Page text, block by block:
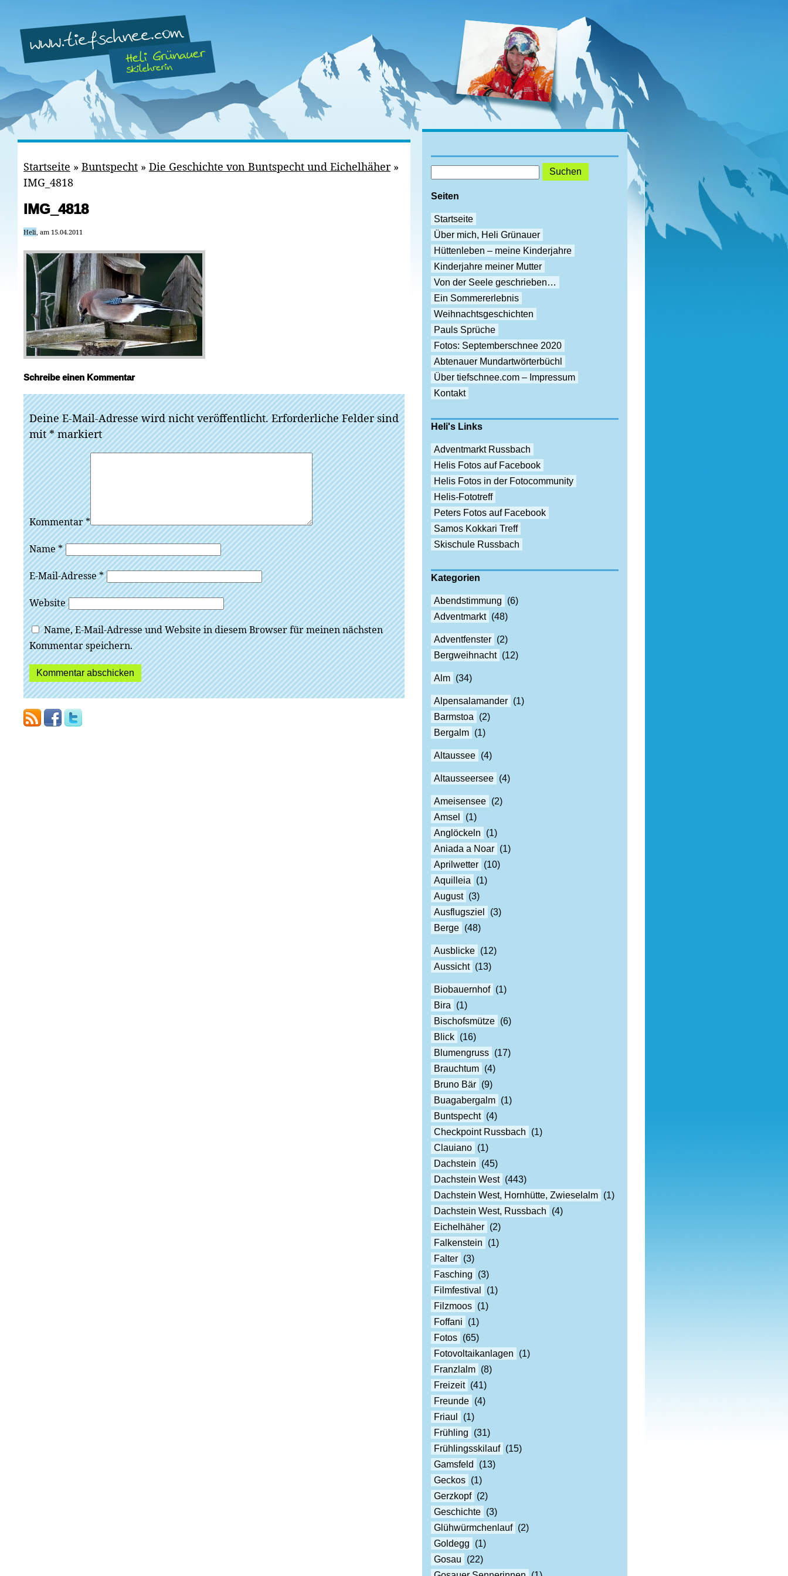
Startseite » Buntspecht » Die Geschichte von Buntspecht und Eichelhäher»
IMG_4818
IMG_4818
Heli, am 15.04.2011
Schreibe einen Kommentar
Deine E-Mail-Adresse wird nicht veröffentlicht. Erforderliche Felder sind
mit*markiert
Kommentar*
Name*
E-Mail-Adresse*
Website
Name, E-Mail-Adresse und Website in diesem Browser für meinen nächsten
Kommentar speichern.
Seiten
Startseite
Über mich, Heli Grünauer
Hüttenleben – meine Kinderjahre
Kinderjahre meiner Mutter
Von der Seele geschrieben…
Ein Sommererlebnis
Weihnachtsgeschichten
Pauls Sprüche
Fotos: Septemberschnee 2020
Abtenauer Mundartwörterbüchl
Über tiefschnee.com – Impressum
Kontakt
Heli's Links
Adventmarkt Russbach
Helis Fotos auf Facebook
Helis Fotos in der Fotocommunity
Helis-Fototreff
Peters Fotos auf Facebook
Samos Kokkari Treff
Skischule Russbach
Kategorien
Abendstimmung
(6)
Adventmarkt (48)
Adventfenster (2)
Bergweihnacht (12)
Alm (34)
Alpensalamander (1)
Barmstoa
(2)
Bergalm (1)
Altaussee (4)
Altausseersee (4)
Ameisensee (2)
Amsel
(1)
Anglöckeln
(1)
Aniada a Noar (1)
Aprilwetter (10)
Aquilleia
(1)
August (3)
Ausflugsziel
(3)
Berge (48)
Ausblicke (12)
Aussicht (13)
Biobauernhof (1)
Bira
(1)
Bischofsmütze (6)
Blick (16)
Blumengruss (17)
Brauchtum (4)
Bruno Bär (9)
Buagabergalm (1)
Buntspecht (4)
Checkpoint Russbach
(1)
Clauiano (1)
Dachstein
(45)
Dachstein West (443)
Dachstein West, Hornhütte, Zwieselalm (1)
Dachstein West, Russbach
(4)
Eichelhäher (2)
Falkenstein
(1)
Falter (3)
Fasching
(3)
Filmfestival
(1)
Filzmoos (1)
Foffani
(1)
Fotos (65)
Fotovoltaikanlagen
(1)
Franzlalm (8)
Freizeit (41)
Freunde (4)
Friaul
(1)
Frühling
(31)
Frühlingsskilauf (15)
Gamsfeld
(13)
Geckos (1)
Gerzkopf (2)
Geschichte (3)
Glühwürmchenlauf (2)
Goldegg
(1)
Gosau
(22)